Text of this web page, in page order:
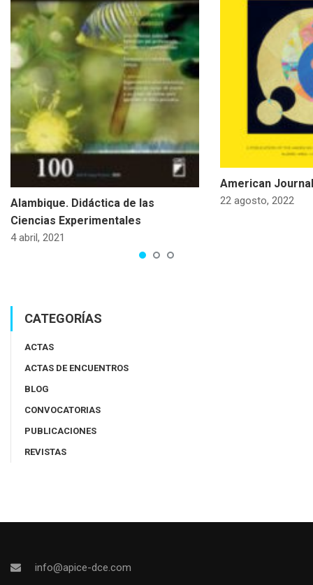
Alambique. Didáctica de las
Ciencias Experimentales
4 abril, 2021
American
22 agosto, 2022
CATEGORÍAS
ACTAS
ACTAS DE ENCUENTROS
BLOG
CONVOCATORIAS
PUBLICACIONES
REVISTAS
info@apice-dce.com